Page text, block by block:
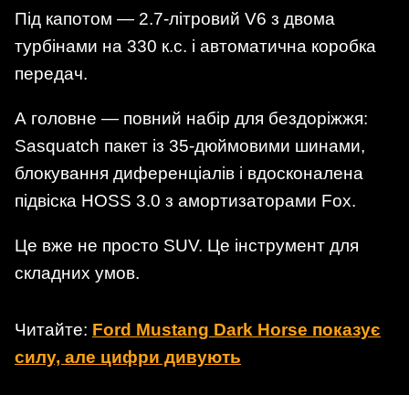
Під капотом — 2.7-літровий V6 з двома
турбінами на 330 к.с. і автоматична коробка
передач.
А головне — повний набір для бездоріжжя:
Sasquatch пакет із 35-дюймовими шинами,
блокування диференціалів і вдосконалена
підвіска HOSS 3.0 з амортизаторами Fox.
Це вже не просто SUV. Це інструмент для
складних умов.
Читайте: Ford Mustang Dark Horse показує
силу, але цифри дивують